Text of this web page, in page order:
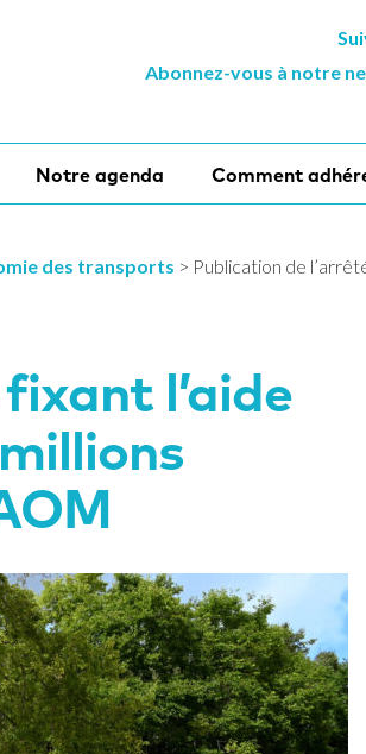
Abonnez-vous à notre
Notre agenda Comment
des transports > Publication de
l’aide